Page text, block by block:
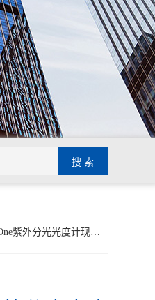
外分光光度计现货充足